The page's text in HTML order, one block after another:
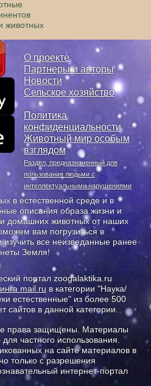
животных
О проекте
Партнеры и авторы
Новости
Сельское хозяйство
Политика
конфиденциальности
Животный мир особым
взглядом
Раздел, предназначенный для
пользования людьми с
интеллектуальными нарушениями
в естественной среде и в
описания образа жизни и
домашних животных от наших
вам погрузиться в
все неизведанные ранее
Земля!
портал zoogalaktika.ru
mail.ru в категории "Наука/
естественные" из более 500
сайтов в данной категории.
права защищены. Материалы
частного использования.
на сайте материалов в
только с разрешения
интернет-портал